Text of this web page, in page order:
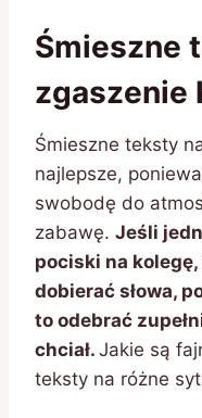
Śmieszne
zgaszenie
Śmieszne teksty
najlepsze,
swobodę do
zabawę. Jeśli
pociski na
dobierać słowa,
to odebrać
chciał. Jakie są
teksty na różne